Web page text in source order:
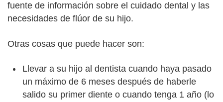
fuente de información sobre el cuidado dental y las
necesidades de flúor de su hijo.
Otras cosas que puede hacer son:
Llevar a su hijo al dentista cuando haya pasado
un máximo de 6 meses después de haberle
salido su primer diente o cuando tenga 1 año (lo